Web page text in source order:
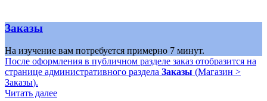
Заказы
На изучение вам потребуется примерно 7 минут.
После оформления в публичном разделе заказ отобразится на
странице административного раздела Заказы (Магазин >
Заказы).
Читать далее